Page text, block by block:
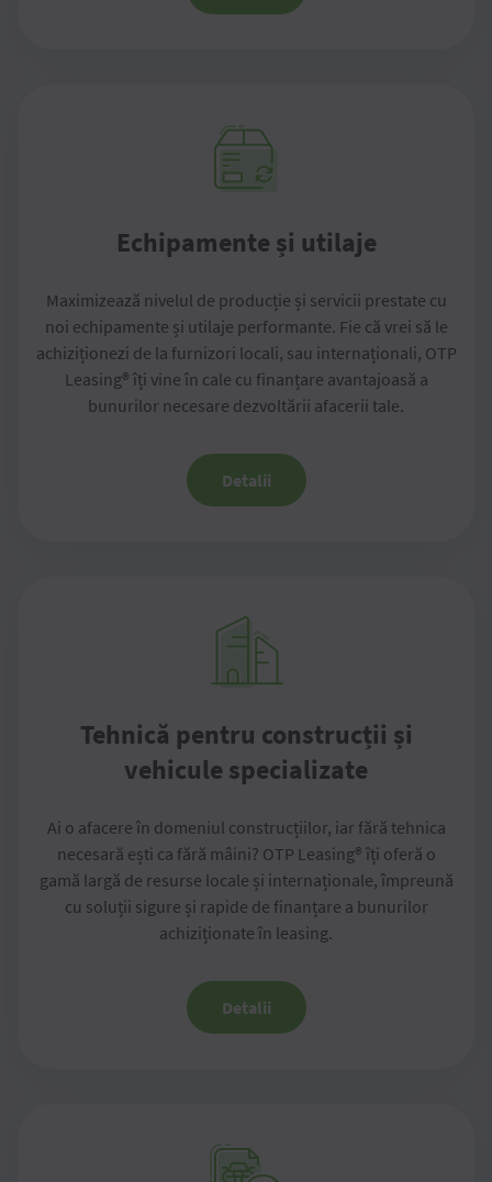
Echipamente și utilaje
Maximizează nivelul de producție și servicii prestate cu
noi echipamente și utilaje performante. Fie că vrei să le
achiziționezi de la furnizori locali, sau internaționali, OTP
Leasing® îți vine în cale cu finanțare avantajoasă a
bunurilor necesare dezvoltării afacerii tale.
Detalii
Tehnică pentru construcții și
vehicule specializate
Ai o afacere în domeniul construcțiilor, iar fără tehnica
necesară ești ca fără mâini? OTP Leasing® îți oferă o
gamă largă de resurse locale și internaționale, împreună
cu soluții sigure și rapide de finanțare a bunurilor
achiziționate în leasing.
Detalii